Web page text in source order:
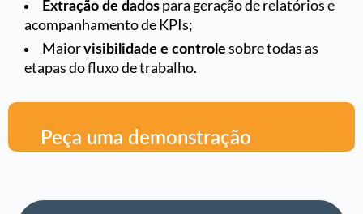
Extração de dados para geração de relatórios e
acompanhamento de KPIs;
Maiorvisibilidade e controle sobre todas as
etapas do fluxo de trabalho.
Peça uma demonstração